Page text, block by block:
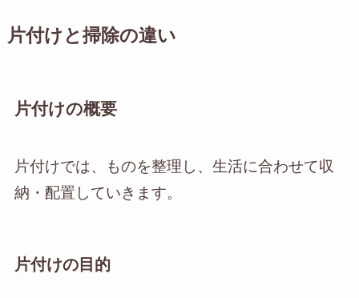
片付けと掃除の違い
片付けの概要
片付けでは、ものを整理し、生活に合わせて収
納・配置していきます。
片付けの目的